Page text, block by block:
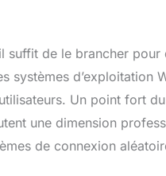
de le brancher pour
d’exploitation
Un point fort
une dimension
de connexion